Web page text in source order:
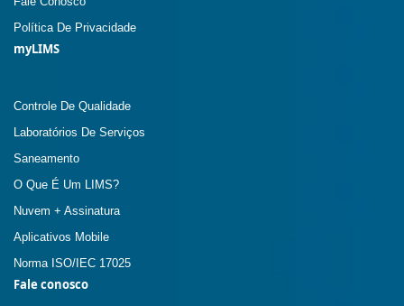
Política De Privacidade
myLIMS
Controle De Qualidade
Laboratórios De Serviços
Saneamento
O Que É Um LIMS?
Nuvem + Assinatura
Aplicativos Mobile
Norma ISO/IEC 17025
Fale conosco